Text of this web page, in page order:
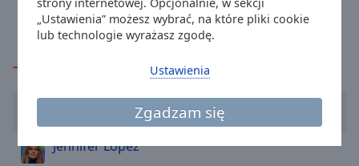
„Ustawienia” możesz wybrać, na które pliki cookie
lub technologie wyrażasz zgodę.
Zgadzam się
Ustawienia
Opacity
Opacity
Alex WarrenFEVER DREAM
TOP Wykonawcy
Jennifer Lopez